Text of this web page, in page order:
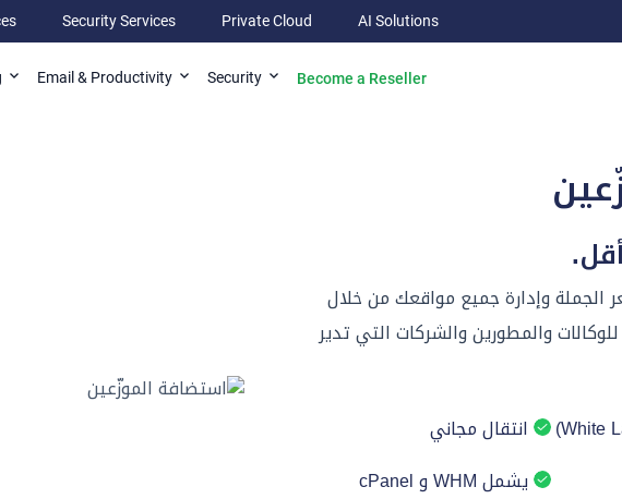
Security Services Private Cloud AI Solutions
Email & Productivity Security Become a Reseller
الجملة وإدارة جميع مواقعك من خلال
والمطورين والشركات التي تدير
انتقال مجاني
يشمل WHM و cPanel